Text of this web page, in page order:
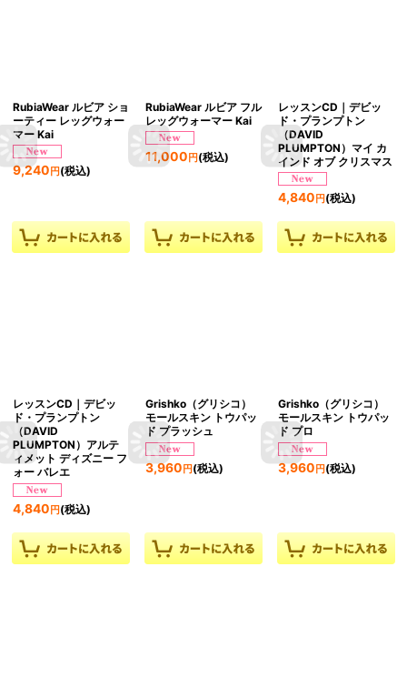
RubiaWear ルビア ショ
ーティー レッグウォー
マー Kai
9,240 円 (税込)
RubiaWear ルビア フル
レッグウォーマー Kai
11,000 円(税込)
レッスンCD｜デビッ
ド・プランプトン
（DAVID
PLUMPTON）マイ カ
インド オブ クリスマス
4,840 円(税込)
レッスンCD｜デビッ
ド・プランプトン
（DAVID
PLUMPTON）アルテ
ィメット ディズニー フ
ォー バレエ
4,840 円 (税込)
Grishko（グリシコ）
モールスキン トウパッ
ド プラッシュ
3,960 円(税込)
Grishko（グリシコ）
モールスキン トウパッ
ド プロ
3,960 円(税込)